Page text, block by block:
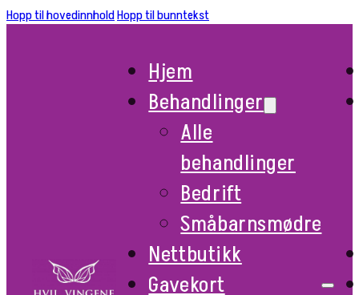
Hopp til hovedinnholdHopp til bunntekst
Hjem
Behandlinger
Alle
behandlinger
Bedrift
Småbarnsmødre
Nettbutikk
Gavekort